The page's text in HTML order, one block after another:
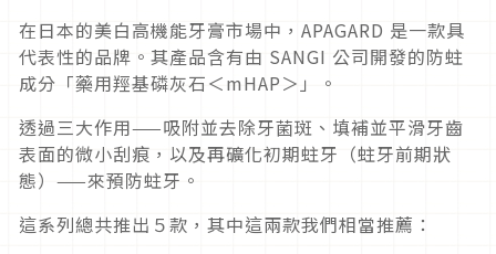
在日本的美白高機能牙膏市場中，APAGARD 是一款具
代表性的品牌。其產品含有由 SANGI 公司開發的防蛀
成分「藥用羥基磷灰石＜mHAP＞」。
透過三大作用——吸附並去除牙菌斑、填補並平滑牙齒
表面的微小刮痕，以及再礦化初期蛀牙（蛀牙前期狀
態）——來預防蛀牙。
這系列總共推出５款，其中這兩款我們相當推薦：